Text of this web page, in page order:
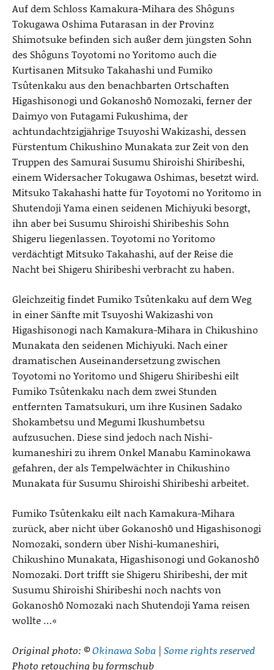
Auf dem Schloss Kamakura-Mihara des Shôguns
Tokugawa Oshima Futarasan in der Provinz
Shimotsuke befinden sich außer dem jüngsten Sohn
des Shôguns Toyotomi no Yoritomo auch die
Kurtisanen Mitsuko Takahashi und Fumiko
Tsûtenkaku aus den benachbarten Ortschaften
Higashisonogi und Gokanoshō Nomozaki, ferner der
Daimyo von Futagami Fukushima, der
achtundachtzigjährige Tsuyoshi Wakizashi, dessen
Fürstentum Chikushino Munakata zur Zeit von den
Truppen des Samurai Susumu Shiroishi Shiribeshi,
einem Widersacher Tokugawa Oshimas, besetzt wird.
Mitsuko Takahashi hatte für Toyotomi no Yoritomo in
Shutendoji Yama einen seidenen Michiyuki besorgt,
ihn aber bei Susumu Shiroishi Shiribeshis Sohn
Shigeru liegenlassen. Toyotomi no Yoritomo
verdächtigt Mitsuko Takahashi, auf der Reise die
Nacht bei Shigeru Shiribeshi verbracht zu haben.
Gleichzeitig findet Fumiko Tsûtenkaku auf dem Weg
in einer Sänfte mit Tsuyoshi Wakizashi von
Higashisonogi nach Kamakura-Mihara in Chikushino
Munakata den seidenen Michiyuki. Nach einer
dramatischen Auseinandersetzung zwischen
Toyotomi no Yoritomo und Shigeru Shiribeshi eilt
Fumiko Tsûtenkaku nach dem zwei Stunden
entfernten Tamatsukuri, um ihre Kusinen Sadako
Shokambetsu und Megumi Ikushumbetsu
aufzusuchen. Diese sind jedoch nach Nishi-
kumaneshiri zu ihrem Onkel Manabu Kaminokawa
gefahren, der als Tempelwächter in Chikushino
Munakata für Susumu Shiroishi Shiribeshi arbeitet.
Fumiko Tsûtenkaku eilt nach Kamakura-Mihara
zurück, aber nicht über Gokanoshō und Higashisonogi
Nomozaki, sondern über Nishi-kumaneshiri,
Chikushino Munakata, Higashisonogi und Gokanoshō
Nomozaki. Dort trifft sie Shigeru Shiribeshi, der mit
Susumu Shiroishi Shiribeshi noch nachts von
Gokanoshō Nomozaki nach Shutendoji Yama reisen
wollte …«
Original photo: ©Okinawa Soba | Some rights reserved
Photo retouching by formschub